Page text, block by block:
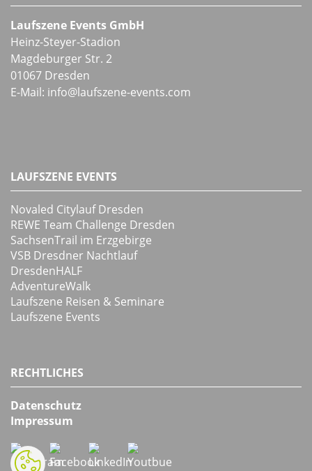
Laufszene Events GmbH
Heinz-Steyer-Stadion
Magdeburger Str. 2
01067 Dresden
E-Mail: info@laufszene-events.com
LAUFSZENE EVENTS
Novaled Citylauf Dresden
REWE Team Challenge Dresden
SachsenTrail im Erzgebirge
VSB Dresdner Nachtlauf
DresdenHALF
AdventureWalk
Laufszene Reisen & Seminare
Laufszene Events
RECHTLICHES
Datenschutz
Impressum